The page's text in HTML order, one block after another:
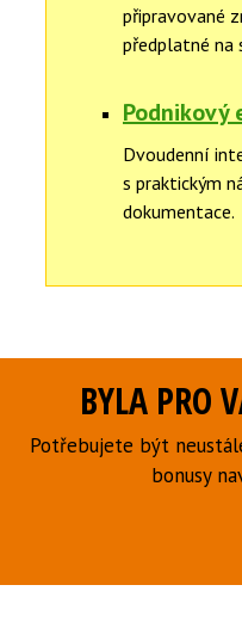
připravované
předplatné na
Podnikový
Dvoudenní
s praktickým
dokumentace.
BYLA PRO
Potřebujete být
bonusy